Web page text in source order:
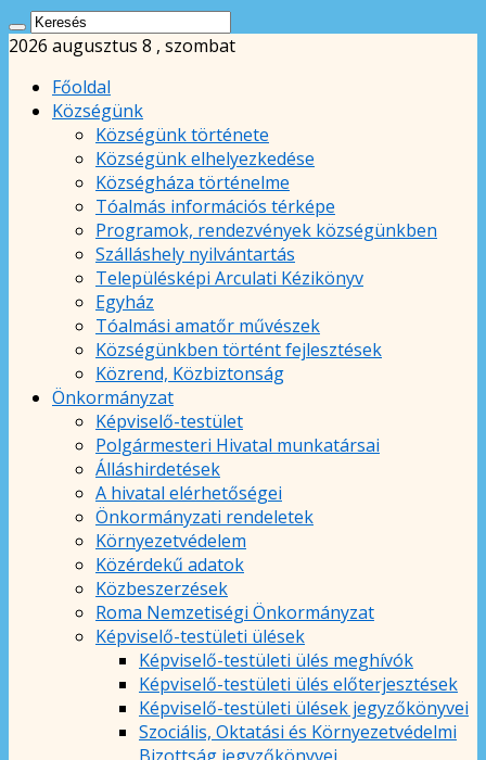
2026 augusztus 8 , szombat
Főoldal
Községünk
Községünk története
Községünk elhelyezkedése
Községháza történelme
Tóalmás információs térképe
Programok, rendezvények községünkben
Szálláshely nyilvántartás
Településképi Arculati Kézikönyv
Egyház
Tóalmási amatőr művészek
Községünkben történt fejlesztések
Közrend, Közbiztonság
Önkormányzat
Képviselő-testület
Polgármesteri Hivatal munkatársai
Álláshirdetések
A hivatal elérhetőségei
Önkormányzati rendeletek
Környezetvédelem
Közérdekű adatok
Közbeszerzések
Roma Nemzetiségi Önkormányzat
Képviselő-testületi ülések
Képviselő-testületi ülés meghívók
Képviselő-testületi ülés előterjesztések
Képviselő-testületi ülések jegyzőkönyvei
Szociális, Oktatási és Környezetvédelmi